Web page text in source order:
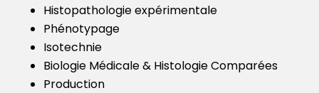
Histopathologie expérimentale
Phénotypage
Isotechnie
Biologie Médicale & Histologie Comparées
Production